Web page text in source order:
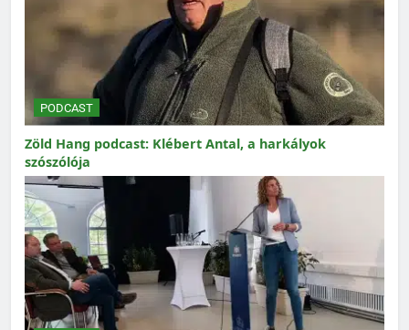
PODCAST
Zöld Hang podcast: Klébert Antal, a harkályok
szószólója